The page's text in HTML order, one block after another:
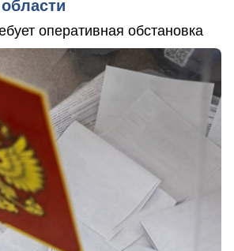
оперативная обстановка